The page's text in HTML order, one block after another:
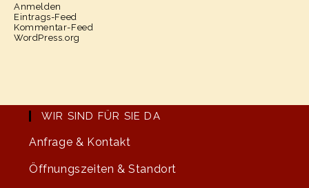
Anmelden
Eintrags-Feed
Kommentar-Feed
WordPress.org
WIR SIND FÜR SIE DA
Anfrage & Kontakt
Öffnungszeiten & Standort